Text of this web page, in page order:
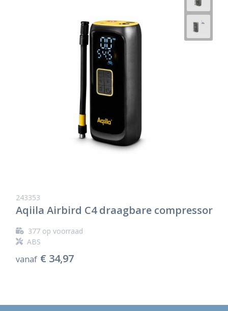
243353
Aqiila Airbird C4 draagbare compressor
377op voorraad
ABS
vanaf € 34,97